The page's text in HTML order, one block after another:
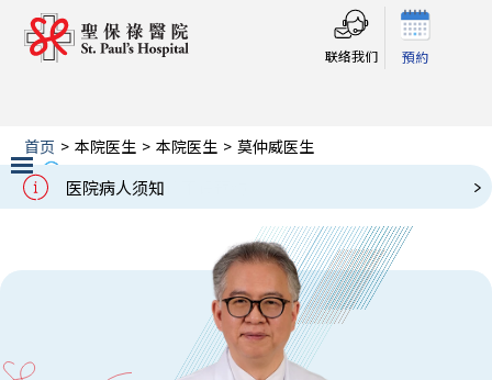
联络我们 預約
医院病人须知
Slide 2 of 3.
首页 > 本院医生 > 本院医生 > 莫仲威医生
莫仲威医生